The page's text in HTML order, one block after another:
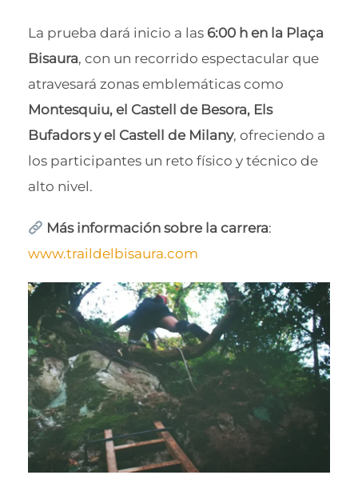
La prueba dará inicio a las 6:00 h en la Plaça
Bisaura, con un recorrido espectacular que
atravesará zonas emblemáticas como
Montesquiu, el Castell de Besora, Els
Bufadors y el Castell de Milany, ofreciendo a
los participantes un reto físico y técnico de
alto nivel.
Más información sobre la carrera:
www.traildelbisaura.com